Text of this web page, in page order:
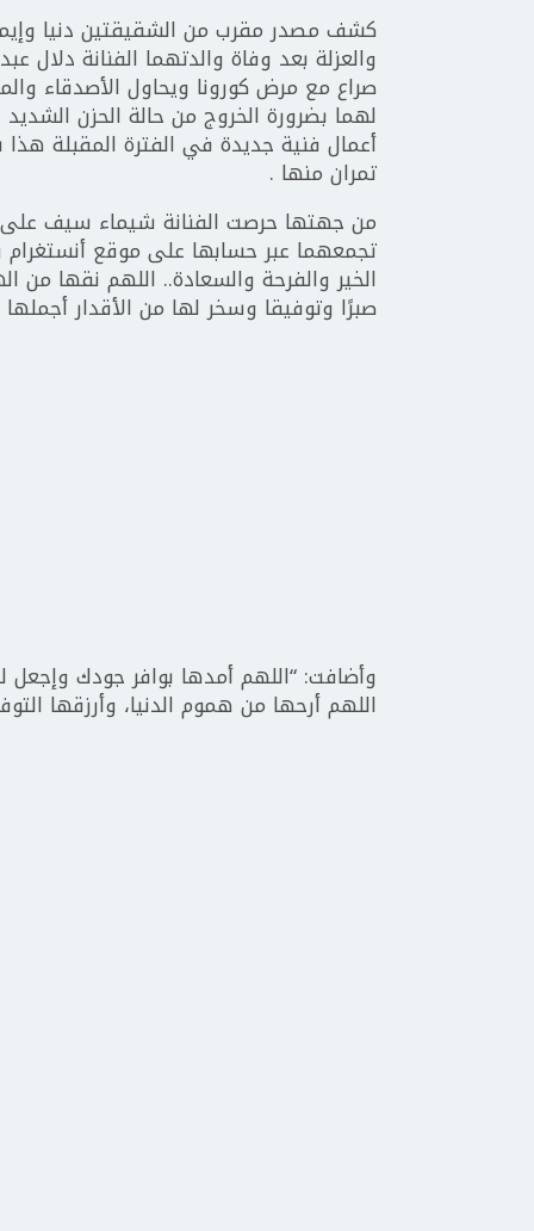
كشف مصدر مقرب من الشقيقتين دنيا
والعزلة بعد وفاة والدتهما الفنانة دلال
صراع مع مرض كورونا ويحاول الأصدقاء
لهما بضرورة الخروج من حالة الحزن
أعمال فنية جديدة في الفترة المقبلة
تمران منها .
من جهتها حرصت الفنانة شيماء سيف على
تجمعهما عبر حسابها على موقع
الخير والفرحة والسعادة.. اللهم نقها من
صبرًا وتوفيقا وسخر لها من الأقدار
وأضافت: “اللهم أمدها بوافر جودك
اللهم أرحها من هموم الدنيا، وأرزقها